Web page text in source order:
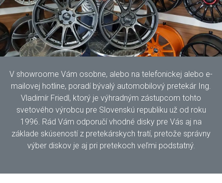
V showroome Vám osobne, alebo na telefonickej alebo e-
mailovej hotline, poradí bývalý automobilový pretekár Ing.
Vladimír Friedl, ktorý je výhradným zástupcom tohto
svetového výrobcu pre Slovenskú republiku už od roku
1996. Rád Vám odporučí vhodné disky pre Vás aj na
základe skúseností z pretekárskych tratí, pretože správny
výber diskov je aj pri pretekoch veľmi podstatný.